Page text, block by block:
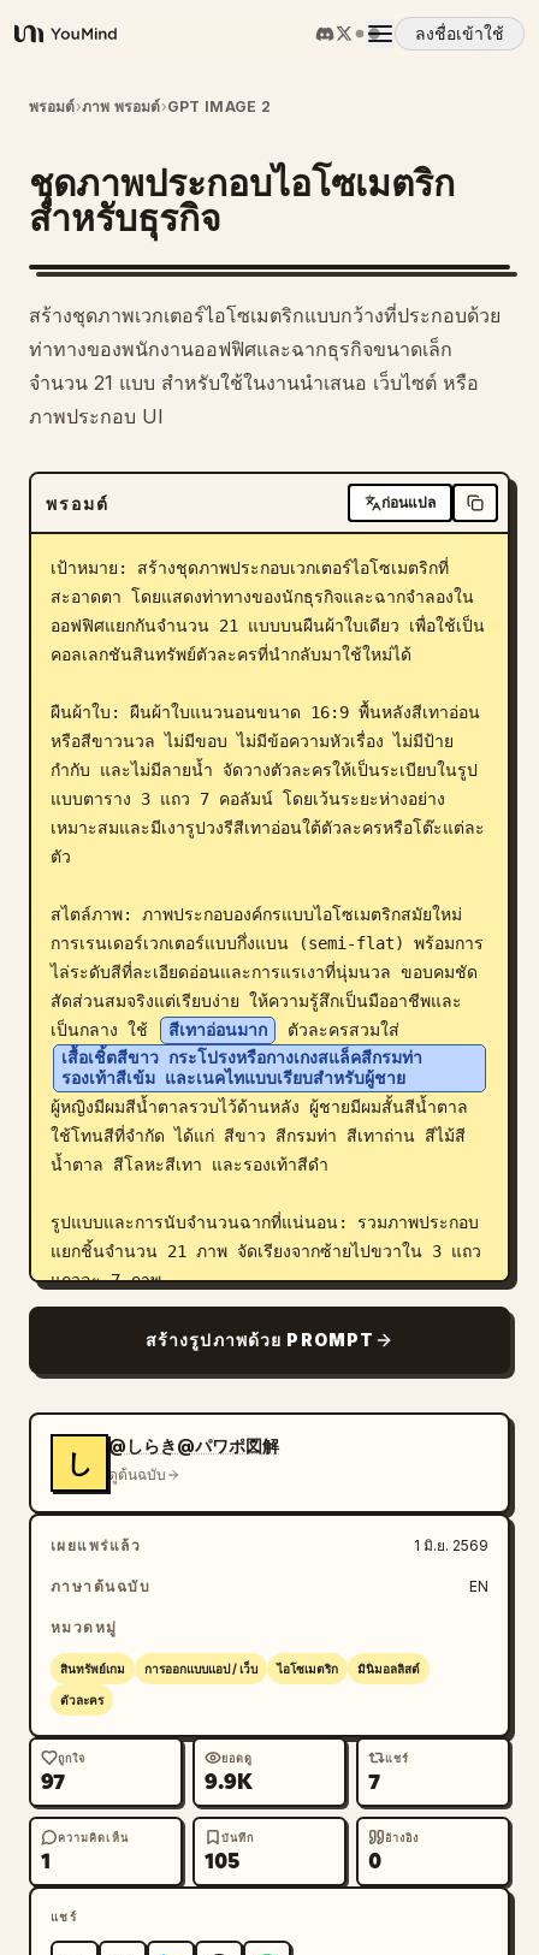
YouMind
ลงชื่อเข้าใช้
ภาพรวม
กรณีการใช้งาน
ทักษะ
พรอมต์
ราคา
ดาวน์โหลด
บล็อก
อัปเดต
พรอมต์›ภาพ พรอมต์›GPT IMAGE 2
ชุดภาพประกอบไอโซเมตริก
สำหรับธุรกิจ
สร้างชุดภาพเวกเตอร์ไอโซเมตริกแบบกว้างที่ประกอบด้วย
ท่าทางของพนักงานออฟฟิศและฉากธุรกิจขนาดเล็ก
จำนวน 21 แบบ สำหรับใช้ในงานนำเสนอ เว็บไซต์ หรือ
ภาพประกอบ UI
พรอมต์ ก่อนแปล
เป้าหมาย: สร้างชุดภาพประกอบเวกเตอร์ไอโซเมตริกที่
สะอาดตา โดยแสดงท่าทางของนักธุรกิจและฉากจำลองใน
ออฟฟิศแยกกันจำนวน 21 แบบบนผืนผ้าใบเดียว เพื่อใช้เป็น
คอลเลกชันสินทรัพย์ตัวละครที่นำกลับมาใช้ใหม่ได้
ผืนผ้าใบ: ผืนผ้าใบแนวนอนขนาด 16:9 พื้นหลังสีเทาอ่อน
หรือสีขาวนวล ไม่มีขอบ ไม่มีข้อความหัวเรื่อง ไม่มีป้าย
กำกับ และไม่มีลายน้ำ จัดวางตัวละครให้เป็นระเบียบในรูป
แบบตาราง 3 แถว 7 คอลัมน์ โดยเว้นระยะห่างอย่าง
เหมาะสมและมีเงารูปวงรีสีเทาอ่อนใต้ตัวละครหรือโต๊ะแต่ละ
ตัว
สไตล์ภาพ: ภาพประกอบองค์กรแบบไอโซเมตริกสมัยใหม่
การเรนเดอร์เวกเตอร์แบบกึ่งแบน (semi-flat) พร้อมการ
ไล่ระดับสีที่ละเอียดอ่อนและการแรเงาที่นุ่มนวล ขอบคมชัด
สัดส่วนสมจริงแต่เรียบง่าย ให้ความรู้สึกเป็นมืออาชีพและ
เป็นกลาง ใช้
สีเทาอ่อนมาก
ตัวละครสวมใส่
เสื้อเชิ้ตสีขาว กระโปรงหรือกางเกงสแล็คสีกรมท่า
รองเท้าสีเข้ม และเนคไทแบบเรียบสำหรับผู้ชาย
ผู้หญิงมีผมสีน้ำตาลรวบไว้ด้านหลัง ผู้ชายมีผมสั้นสีน้ำตาล
ใช้โทนสีที่จำกัด ได้แก่ สีขาว สีกรมท่า สีเทาถ่าน สีไม้สี
น้ำตาล สีโลหะสีเทา และรองเท้าสีดำ
รูปแบบและการนับจำนวนฉากที่แน่นอน: รวมภาพประกอบ
แยกชิ้นจำนวน 21 ภาพ จัดเรียงจากซ้ายไปขวาใน 3 แถว
แถวละ 7 ภาพ
แถวบน 7 ฉาก: 1) นักธุรกิจหญิงยืนถือแท็บเล็ตหรือ
เปิดอยู่ 5) นักธุรกิจหญิงยืนยกมือข้างหนึ่งแตะหูเหมือนกำลัง
คุยโทรศัพท์ 6) นักธุรกิจหญิงยืนเขียนบนคลิปบอร์ดสีดำ 7)
นักธุรกิจหญิงนั่งที่โต๊ะไม้โดยใช้แล็ปท็อปบนเก้าอี้สำนักงาน
ดำไว้ข้างตัว 2) นักธุรกิจชายสองคนจับมือกัน 3) นักธุรกิจ
ชายเดินไปอ่านเอกสารกระดาษไป 4) นักธุรกิจชายก้มตัวลง
บนโต๊ะไม้และพิมพ์งานบนแล็ปท็อป 5) นักธุรกิจชายนั่งบน
เก้าอี้สำนักงานสีดำโดยไขว่ห้างและใช้มือข้างหนึ่งแตะคาง
6) นักธุรกิจชายยืนคุยโทรศัพท์ 7) นักธุรกิจชายยืนท่าทาง
สบายๆ โดยเอามือล้วงกระเป๋ากางเกง
แถวล่าง 7 ฉาก: 1) นักธุรกิจหญิงกำลังรีบหรือวิ่งโดยถือ
แท็บเล็ตและสไตลัส 2) นักธุรกิจชายกำลังวางหรือหยิบแฟ้ม
เอกสารจากชั้นวางของสำนักงานสีเทาทรงสูง 3) นักธุรกิจ
ชายกำลังเฉลิมฉลองโดยชูกำปั้นทั้งสองข้าง 4) นักธุรกิจ
หญิงนั่งบนขอบโต๊ะไม้แบบสบายๆ พร้อมถือแก้วกาแฟ 5)
นักธุรกิจหญิงนั่งที่โต๊ะไม้โดยใช้แล็ปท็อป 6) นักธุรกิจชาย
สร้างรูปภาพด้วย PROMPT
し
@しらき@パワポ図解
ดูต้นฉบับ
เผยแพร่แล้ว 1 มิ.ย. 2569
ภาษาต้นฉบับ EN
หมวดหมู่
สินทรัพย์เกม การออกแบบแอป / เว็บ ไอโซเมตริก มินิมอลลิสต์
ตัวละคร
ถูกใจ
97
ยอดดู
9.9K
แชร์
7
ความคิดเห็น
1
บันทึก
105
อ้างอิง
0
แชร์